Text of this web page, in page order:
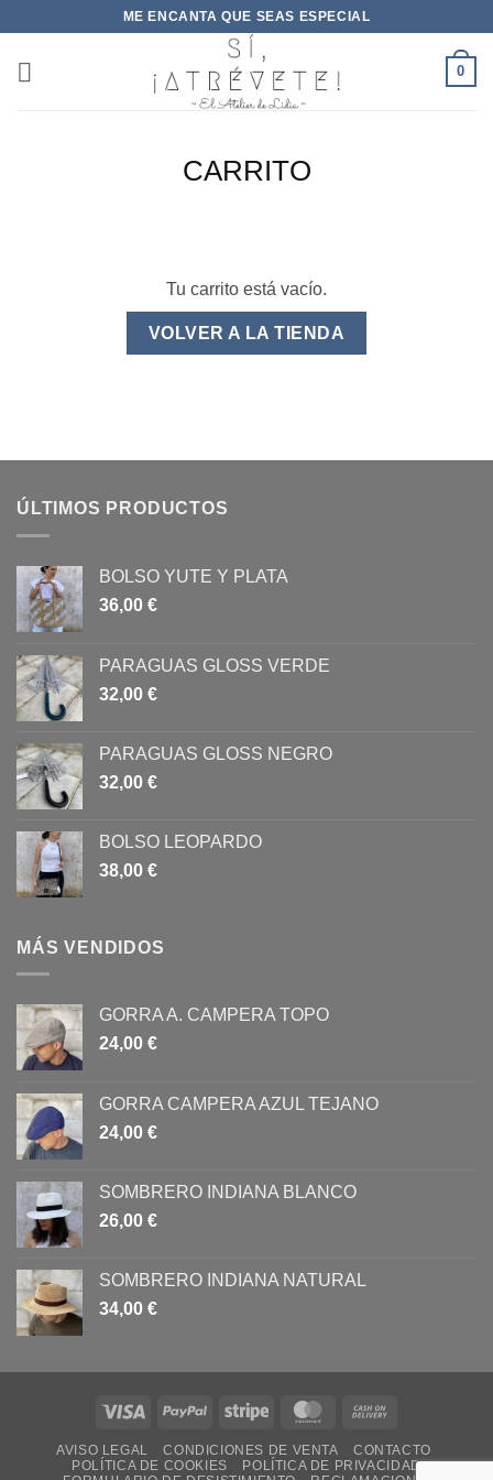
contenido
ME ENCANTA QUE SEAS ESPECIAL
0
CARRITO
Tu carrito está vacío.
VOLVER A LA TIENDA
ÚLTIMOS PRODUCTOS
BOLSO YUTE Y PLATA
36,00 €
PARAGUAS GLOSS VERDE
32,00 €
PARAGUAS GLOSS NEGRO
32,00 €
BOLSO LEOPARDO
38,00 €
MÁS VENDIDOS
GORRA A. CAMPERA TOPO
24,00 €
GORRA CAMPERA AZUL TEJANO
24,00 €
SOMBRERO INDIANA BLANCO
26,00 €
SOMBRERO INDIANA NATURAL
34,00 €
Visa PayPal Stripe MasterCard
Delivery
AVISO LEGAL CONDICIONES DE VENTA
CONTACTO
POLÍTICA DE COOKIES
POLÍTICA DE PRIVACIDAD